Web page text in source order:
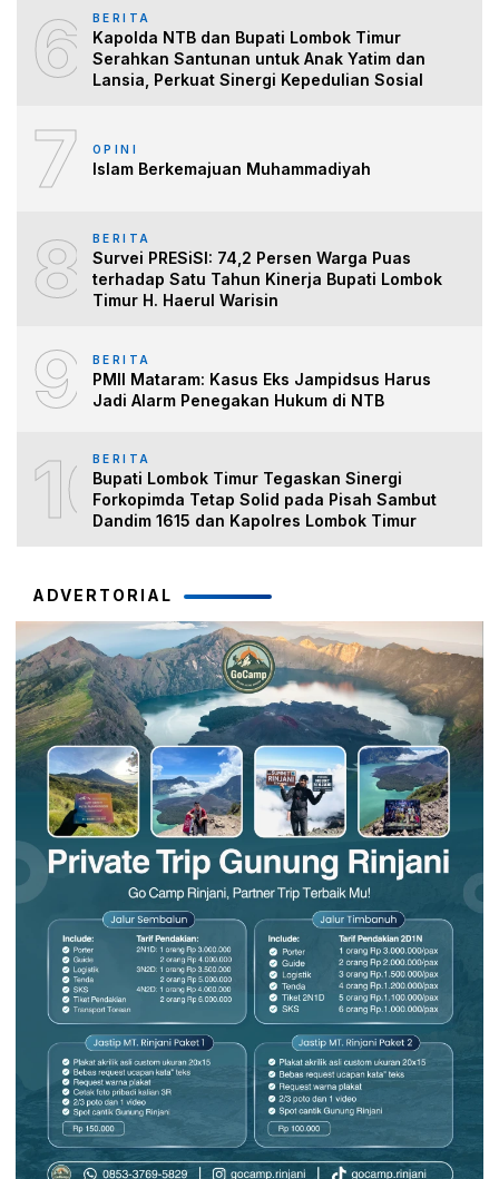
6 BERITA
Kapolda NTB dan Bupati Lombok Timur
Serahkan Santunan untuk Anak Yatim dan
Lansia, Perkuat Sinergi Kepedulian Sosial
7 OPINI
Islam Berkemajuan Muhammadiyah
8 BERITA
Survei PRESiSI: 74,2 Persen Warga Puas
terhadap Satu Tahun Kinerja Bupati Lombok
Timur H. Haerul Warisin
9 BERITA
PMII Mataram: Kasus Eks Jampidsus Harus
Jadi Alarm Penegakan Hukum di NTB
10BERITA
Bupati Lombok Timur Tegaskan Sinergi
Forkopimda Tetap Solid pada Pisah Sambut
Dandim 1615 dan Kapolres Lombok Timur
ADVERTORIAL